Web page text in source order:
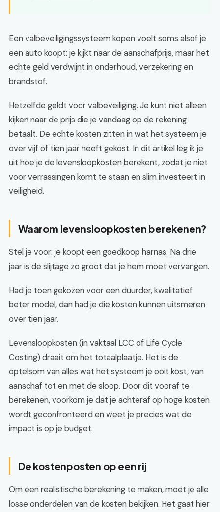
Een valbeveiligingssysteem kopen voelt soms alsof je
een auto koopt: je kijkt naar de aanschafprijs, maar het
echte geld verdwijnt in onderhoud, verzekering en
brandstof.
Hetzelfde geldt voor valbeveiliging. Je kunt niet alleen
kijken naar de prijs die je vandaag op de rekening
betaalt. De echte kosten zitten in wat het systeem je
over vijf of tien jaar heeft gekost. In dit artikel leg ik je
uit hoe je de levensloopkosten berekent, zodat je niet
voor verrassingen komt te staan en slim investeert in
veiligheid.
Waarom levensloopkosten berekenen?
Stel je voor: je koopt een goedkoop harnas. Na drie
jaar is de slijtage zo groot dat je hem moet vervangen.
Had je toen gekozen voor een duurder, kwalitatief
beter model, dan had je die kosten kunnen uitsmeren
over tien jaar.
Levensloopkosten (in vaktaal LCC of Life Cycle
Costing) draait om het totaalplaatje. Het is de
optelsom van alles wat het systeem je ooit kost, van
aanschaf tot en met de sloop. Door dit vooraf te
berekenen, voorkom je dat je achteraf op hoge kosten
wordt geconfronteerd en weet je precies wat de
impact is op je budget.
De kostenposten op een rij
Om een realistische berekening te maken, moet je alle
losse onderdelen van de kosten bekijken. Het gaat hier